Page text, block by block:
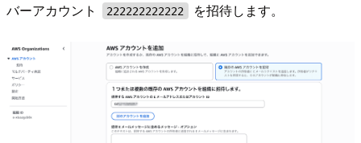
バーアカウント
222222222222 を招待します。